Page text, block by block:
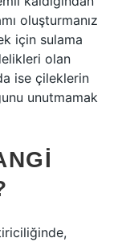
oluşturmanız
için sulama
olan
ise çileklerin
unutmamak